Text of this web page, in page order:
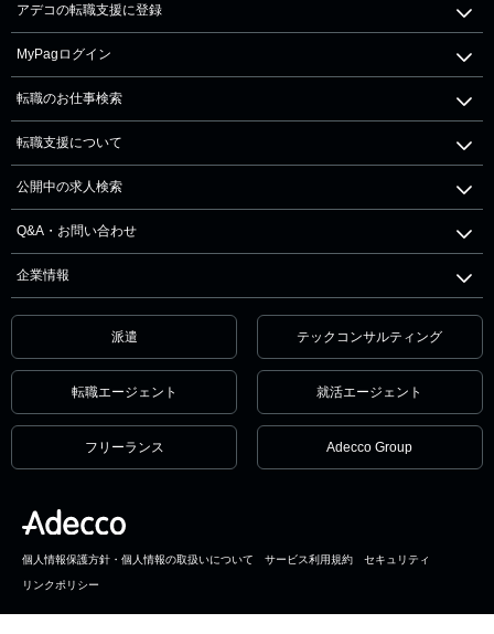
アデコの転職支援に登録
MyPagログイン
転職のお仕事検索
転職支援について
公開中の求人検索
Q&A・お問い合わせ
企業情報
派遣 テックコンサルティング
転職エージェント 就活エージェント
フリーランス Adecco Group
個人情報保護方針・個人情報の取扱いについて サービス利用規約 セキュリティ
リンクポリシー